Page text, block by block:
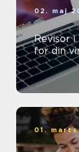
02. maj
Revisor
for din
01.